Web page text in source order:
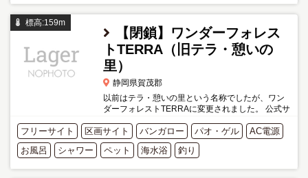
標高:159m
【閉鎖】ワンダーフォレス
トTERRA（旧テラ・憩いの
里）
静岡県賀茂郡
以前はテラ・憩いの里という名称でしたが、ワン
ダーフォレストTERRAに変更されました。 公式サ
新の情報が確認できます。 http://www.teraikoi.co
m/
フリーサイト 区画サイト バンガロー パオ・ゲル
AC電源
お風呂
シャワー ペット 海水浴 釣り